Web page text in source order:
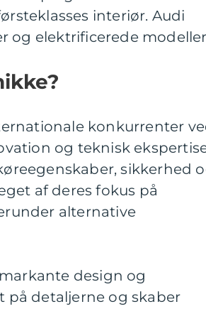
interiør. Audi
og elektrificerede
konkurrenter
og teknisk
sikkerhed
af deres fokus på
alternative
design og
detaljerne og skaber